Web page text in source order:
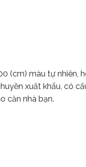
(cm) màu tự nhiên,
xuất khẩu, có
căn nhà bạn.